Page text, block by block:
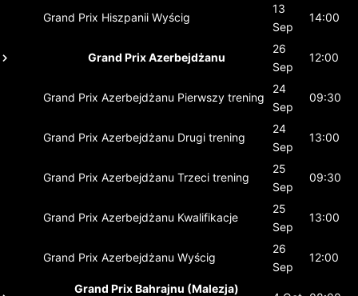
Grand Prix Hiszpanii Wyścig
13
Sep
14:00
Grand Prix Azerbejdżanu
26
Sep
12:00
Grand Prix Azerbejdżanu Pierwszy trening
24
Sep
09:30
Grand Prix Azerbejdżanu Drugi trening
24
Sep
13:00
Grand Prix Azerbejdżanu Trzeci trening
25
Sep
09:30
Grand Prix Azerbejdżanu Kwalifikacje
25
Sep
13:00
Grand Prix Azerbejdżanu Wyścig
26
Sep
12:00
Grand Prix Bahrajnu (Malezja)